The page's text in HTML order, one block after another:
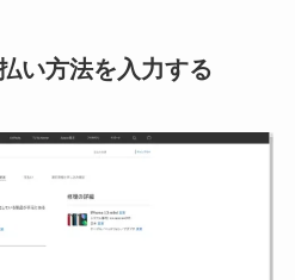
い方法を入力する